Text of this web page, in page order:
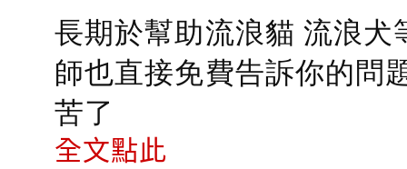
長期於幫助流浪貓 流浪
師也直接免費告訴你的問
苦了
全文點此